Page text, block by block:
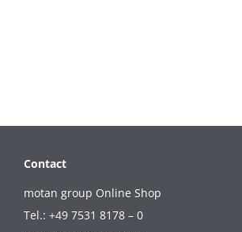
Contact
motan group Online Shop
Tel.: +49 7531 8178 – 0